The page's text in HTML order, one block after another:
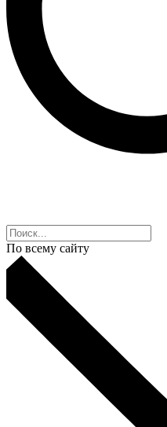
По всему сайту